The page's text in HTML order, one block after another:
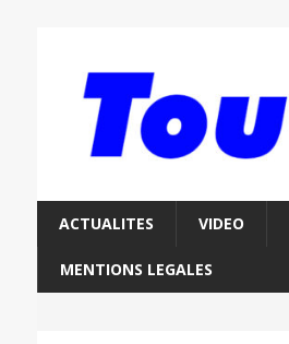
ACTUALITES VIDEO
MENTIONS LEGALES